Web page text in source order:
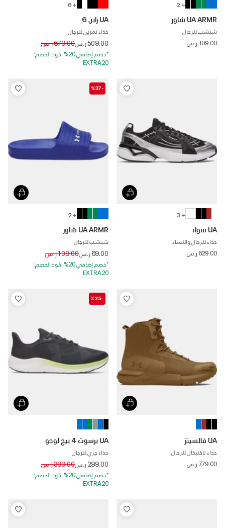
+ 2
UA ARMR شاور
شبشب للرجال
109.00 ر.س
+ 6
UA راين 6
حذاء تمرين للرجال
509.00 ر.س Price reduced from
679.00 ر.س to
*خصم إضافي 20%. كود الخصم:
EXTRA20
+ 3
UA سولا
حذاء للرجال والنساء
629.00 ر.س
-%37
+ 2
UA ARMR شاور
شبشب للرجال
69.00 ر.س Price reduced from
109.00 ر.س to
*خصم إضافي 20%. كود الخصم:
EXTRA20
UA فالسيتز
حذاء تاكتيكال للرجال
779.00 ر.س
-%25
UA برسوت 4 بيج لوجو
حذاء جري للرجال
299.00 ر.س Price reduced from
399.00 ر.س to
*خصم إضافي 20%. كود الخصم:
EXTRA20